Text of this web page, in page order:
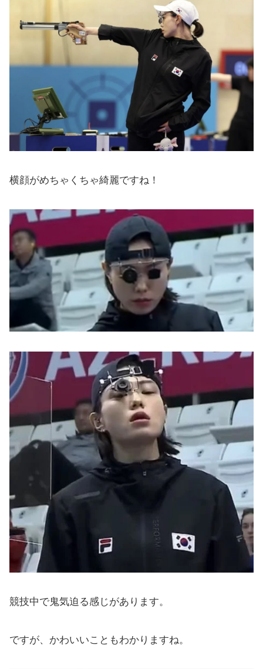
横顔がめちゃくちゃ綺麗ですね！
競技中で鬼気迫る感じがあります。
ですが、かわいいこともわかりますね。